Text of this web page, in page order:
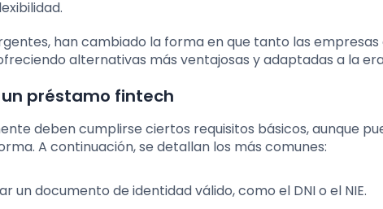
han cambiado la forma en que tanto las empresas
alternativas más ventajosas y adaptadas a la
préstamo fintech
deben cumplirse ciertos requisitos básicos, aunque
A continuación, se detallan los más comunes:
un documento de identidad válido, como el DNI o el NIE.